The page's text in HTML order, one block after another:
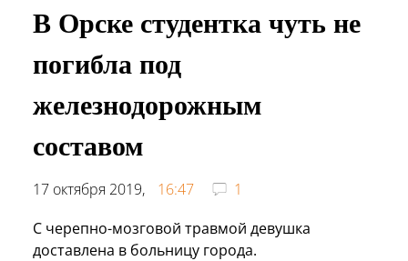
В Орске студентка чуть не
погибла под
железнодорожным
составом
17 октября 2019, 16:47
1
С черепно-мозговой травмой девушка
доставлена в больницу города.